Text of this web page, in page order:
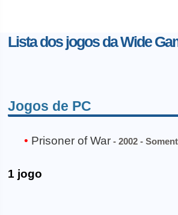
Lista dos jogos da Wide
Jogos de PC
Prisoner of War - 2002 -
1 jogo